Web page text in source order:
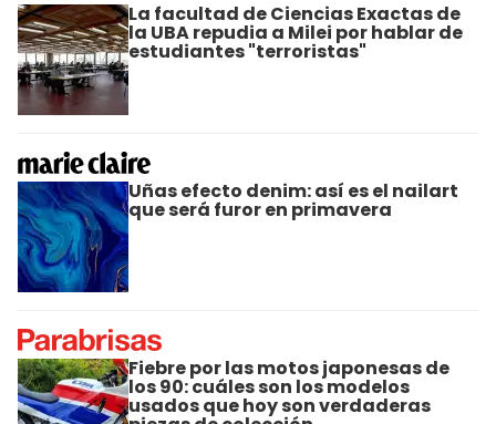
La facultad de Ciencias Exactas de
la UBA repudia a Milei por hablar de
estudiantes "terroristas"
Uñas efecto denim: así es el nailart
que será furor en primavera
Fiebre por las motos japonesas de
los 90: cuáles son los modelos
usados que hoy son verdaderas